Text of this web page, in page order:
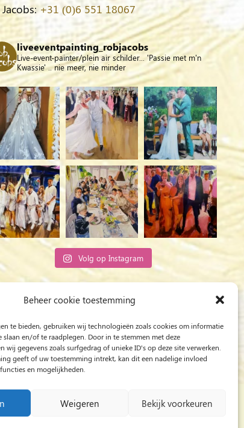
Beheer cookie toestemming
te bieden, gebruiken wij technologieën zoals cookies om informatie
slaan en/of te raadplegen. Door in te stemmen met deze
wij gegevens zoals surfgedrag of unieke ID's op deze site verwerken.
geeft of uw toestemming intrekt, kan dit een nadelige invloed
en mogelijkheden.
Weigeren Bekijk voorkeuren
Jacobs:+31 (0)6 551 18067
liveeventpainting_robjacobs
Live-event-painter/plein air schilder... 'Passie met m'n
Kwassie' .. nie meer, nie minder
Volg op Instagram
Jacobs uit ’s-Hertogenbosch is een ‘Plein
door Licht en Liefde.
op bruiloft / Live Event Painting